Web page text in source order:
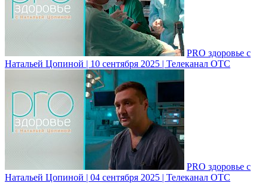
PRO здоровье с
Натальей Цопиной | 10 сентября 2025 | Телеканал ОТС
PRO здоровье с
Натальей Цопиной | 04 сентября 2025 | Телеканал ОТС